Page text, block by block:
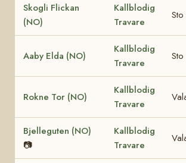
Skogli Flickan
(NO)
Kallblodig
Travare
Sto
Aaby Elda (NO)
Kallblodig
Travare
Sto
Rokne Tor (NO)
Kallblodig
Travare
Bjelleguten (NO)
📷
Kallblodig
Travare